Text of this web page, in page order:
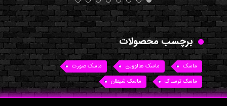
برچسب محصولات
ماسک ماسک هالووین
ماسک صورت
ماسک ترسناک
ماسک شیطان